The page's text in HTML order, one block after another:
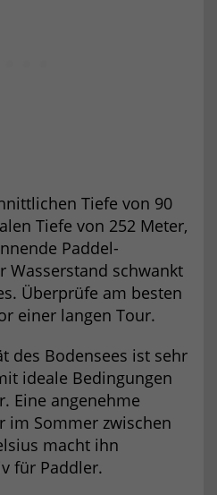
Tiefe von 90
Tiefe von 252 Meter,
Paddel-
Wasserstand schwankt
Überprüfe am besten
einer langen Tour.
des Bodensees ist sehr
ideale Bedingungen
Eine angenehme
im Sommer zwischen
macht ihn
für Paddler.